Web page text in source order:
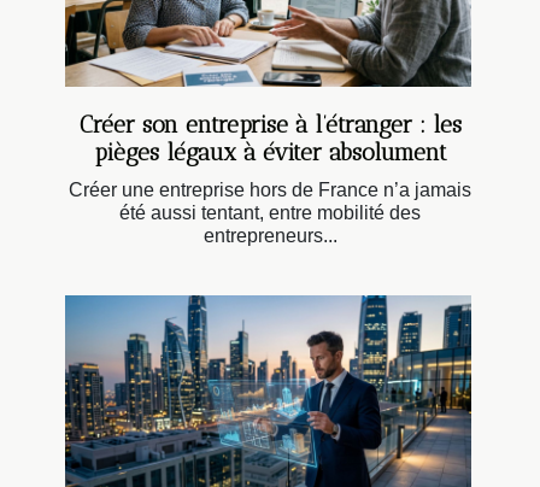
Créer son entreprise à l’étranger : les
pièges légaux à éviter absolument
Créer une entreprise hors de France n’a jamais
été aussi tentant, entre mobilité des
entrepreneurs...